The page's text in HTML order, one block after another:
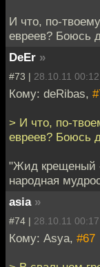
И что, по-
евреев? Боюсь
DeEr »
#73 | 28.10.11 00:12
Кому: deRibas,
> И что, по-
евреев? Боюсь
"Жид крещеный
народная
asia »
#74 | 28.10.11 00:17
Кому: Asya, #67